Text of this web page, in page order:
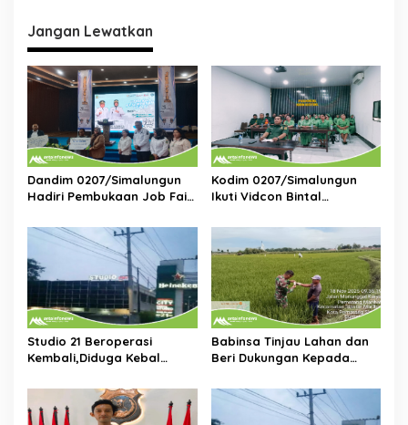
a
s
i
o
s
Jangan Lewatkan
Dandim 0207/Simalungun
Hadiri Pembukaan Job Fair
Bagi Generasi Muda
Kodim 0207/Simalungun
Ikuti Vidcon Bintal
Pemahaman KDRT di
Lingkungan Prajurit
Studio 21 Beroperasi
Kembali,Diduga Kebal
Kapolri Perintahkan
Tindakan Tegas
Babinsa Tinjau Lahan dan
Beri Dukungan Kepada
Irigasi